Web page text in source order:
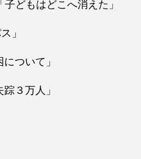
どもはどこへ消えた」
」
ついて」
３万人」